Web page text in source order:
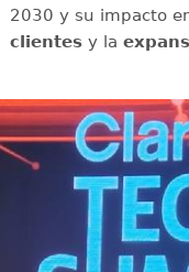
2030 y su impacto
clientesy la